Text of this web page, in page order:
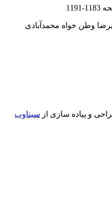
1183-1191
وطن خواه محمدآبادی
و پیاده سازی از سیناوب